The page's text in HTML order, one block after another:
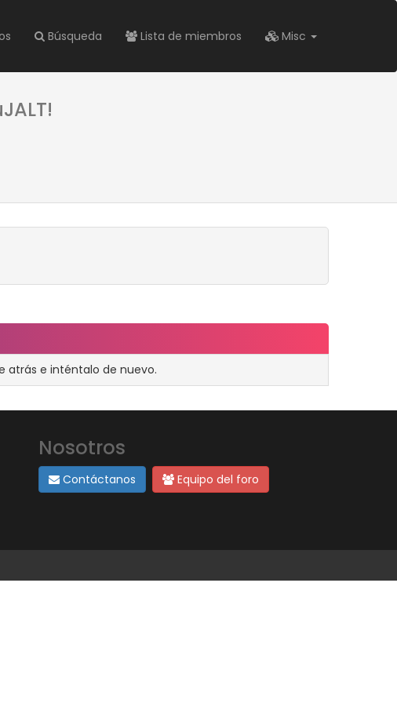
Búsqueda Lista de miembros Misc
atrás e inténtalo de nuevo.
Nosotros
Contáctanos Equipo del foro